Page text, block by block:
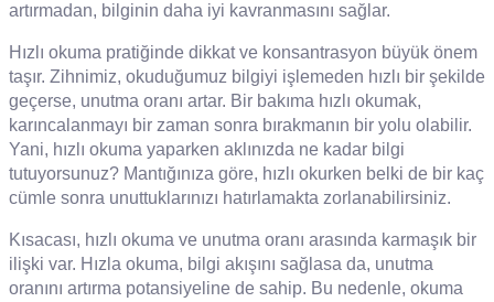
artırmadan, bilginin daha iyi kavranmasını sağlar.
Hızlı okuma pratiğinde dikkat ve konsantrasyon büyük önem
taşır. Zihnimiz, okuduğumuz bilgiyi işlemeden hızlı bir şekilde
geçerse, unutma oranı artar. Bir bakıma hızlı okumak,
karıncalanmayı bir zaman sonra bırakmanın bir yolu olabilir.
Yani, hızlı okuma yaparken aklınızda ne kadar bilgi
tutuyorsunuz? Mantığınıza göre, hızlı okurken belki de bir kaç
cümle sonra unuttuklarınızı hatırlamakta zorlanabilirsiniz.
Kısacası, hızlı okuma ve unutma oranı arasında karmaşık bir
ilişki var. Hızla okuma, bilgi akışını sağlasa da, unutma
oranını artırma potansiyeline de sahip. Bu nedenle, okuma